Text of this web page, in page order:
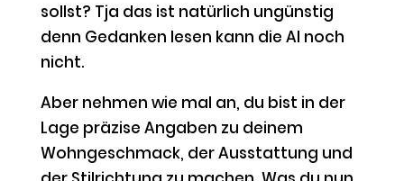
sollst? Tja das ist natürlich ungünstig
denn Gedanken lesen kann die AI noch
nicht.
Aber nehmen wie mal an, du bist in der
Lage präzise Angaben zu deinem
Wohngeschmack, der Ausstattung und